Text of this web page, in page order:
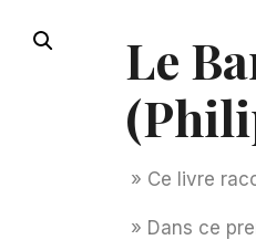
Le
» Ce livre
» Dans ce